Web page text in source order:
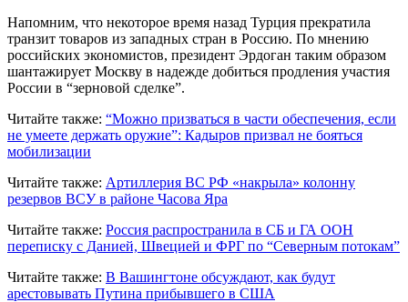
Напомним, что некоторое время назад Турция прекратила
транзит товаров из западных стран в Россию. По мнению
российских экономистов, президент Эрдоган таким образом
шантажирует Москву в надежде добиться продления участия
России в “зерновой сделке”.
Читайте также: “Можно призваться в части обеспечения, если
не умеете держать оружие”: Кадыров призвал не бояться
мобилизации
Читайте также: Артиллерия ВС РФ «накрыла» колонну
резервов ВСУ в районе Часова Яра
Читайте также: Россия распространила в СБ и ГА ООН
переписку с Данией, Швецией и ФРГ по “Северным потокам”
Читайте также: В Вашингтоне обсуждают, как будут
арестовывать Путина прибывшего в США